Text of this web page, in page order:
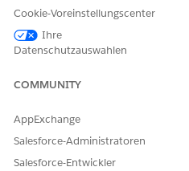
Cookie-Voreinstellungscenter
Ihre
Datenschutzauswahlen
COMMUNITY
AppExchange
Salesforce-Administratoren
Salesforce-Entwickler